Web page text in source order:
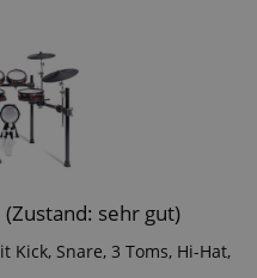
sehr gut)
Snare, 3 Toms, Hi-Hat,